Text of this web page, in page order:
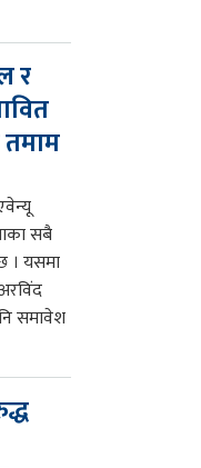
र
सबै
। यसमा
समावेश